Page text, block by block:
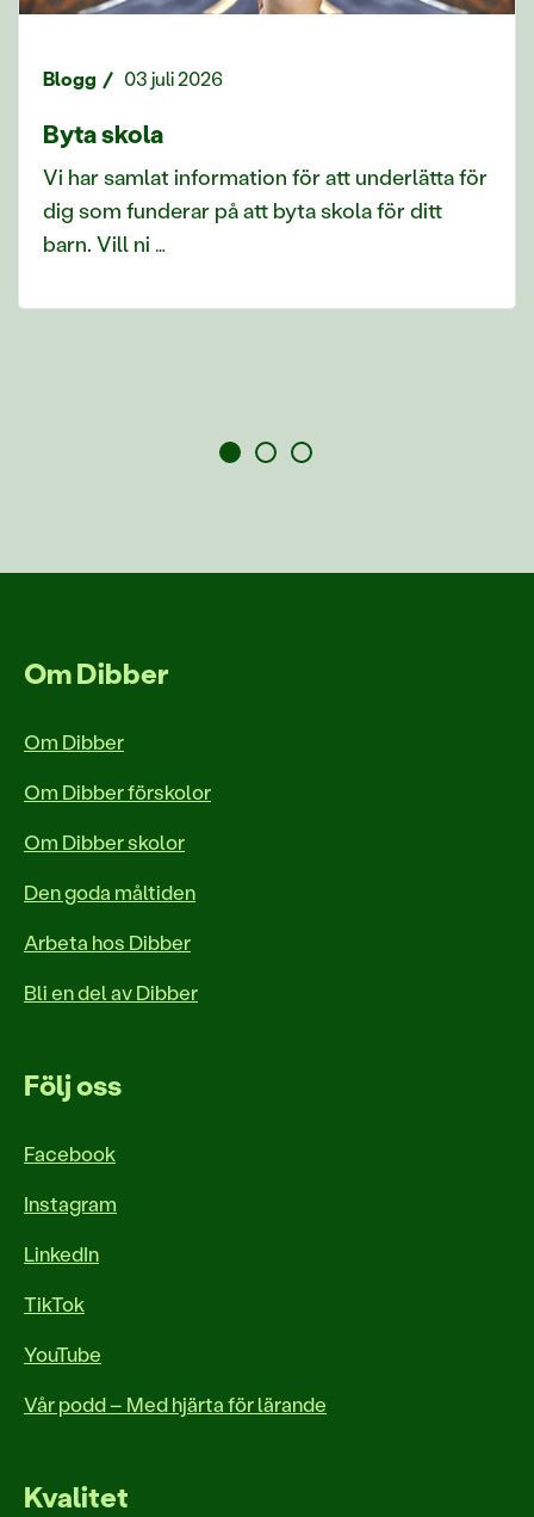
Blogg 03 juli 2026
Byta skola
Vi har samlat information för att underlätta för
dig som funderar på att byta skola för ditt
barn. Vill ni …
Om Dibber
Om Dibber
Om Dibber förskolor
Om Dibber skolor
Den goda måltiden
Arbeta hos Dibber
Bli en del av Dibber
Följ oss
Facebook
Instagram
LinkedIn
TikTok
YouTube
Vår podd – Med hjärta för lärande
Kvalitet